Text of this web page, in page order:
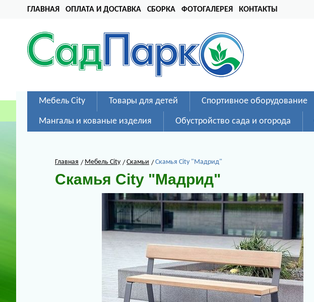
ГЛАВНАЯ ОПЛАТА И ДОСТАВКА СБОРКА ФОТОГАЛЕРЕЯ КОНТАКТЫ
Мебель City Товары для детей Спортивное оборудование
Мангалы и кованые изделия Обустройство сада и огорода
Главная Мебель City Скамьи Скамья City "Мадрид"
Скамья City "Мадрид"